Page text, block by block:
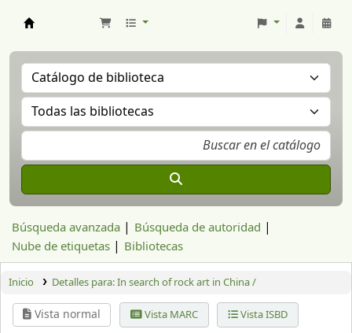
Búsqueda avanzada
Búsqueda de autoridad
Nube de etiquetas
Bibliotecas
Inicio Detalles para:In search of rock art in China /
Vista normal Vista MARC Vista ISBD